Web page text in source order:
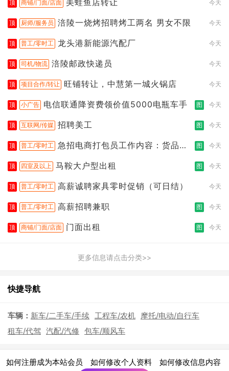
顶 商铺/门面/店面 美蛙鱼店转让 今天
顶 厨师/服务员 涪陵一烧烤招聘烤工两名 男女不限 今天
顶 普工/零时工 龙头港新能源汽配厂 今天
顶 司机/物流 涪陵邮政快递员 今天
顶 项目合作/转让 旺铺转让，中慧第一城火锅店 今天
顶 小广告 电信联通降资费领价值5000电瓶车手 图 今天
顶 互联网/传媒 招聘美工 图 今天
顶 普工/零时工 急招电商打包员工作内容：货品分
图 今天
顶 四室及以上 马鞍大户型出租 图 今天
顶 普工/零时工 高薪诚聘家具零时促销（可日结） 今天
顶 普工/零时工 高薪招聘兼职 图 今天
顶 商铺/门面/店面 门面出租 图 今天
更多信息请点击分类>>
快捷导航
车辆： 新车/二手车/手续 工程车/农机 摩托/电动/自行车
租车/代驾 汽配/汽修 包车/顺风车
如何注册成为本站会员 如何修改个人资料 如何修改信息内容